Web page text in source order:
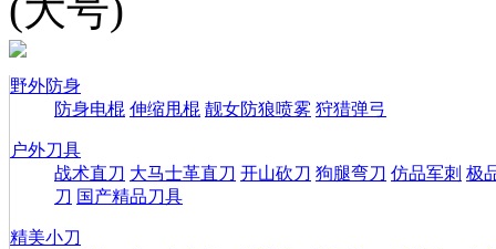
野外防身
防身电棍 伸缩甩棍 靓女防狼喷雾 狩猎弹弓
户外刀具
战术直刀 大马士革直刀 开山砍刀 狗腿弯刀 仿品军刺 极
刀 国产精品刀具
精美小刀